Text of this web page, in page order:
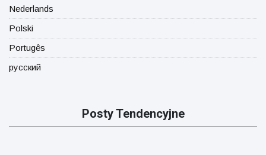
Nederlands
Polski
Portugês
русский
Posty Tendencyjne